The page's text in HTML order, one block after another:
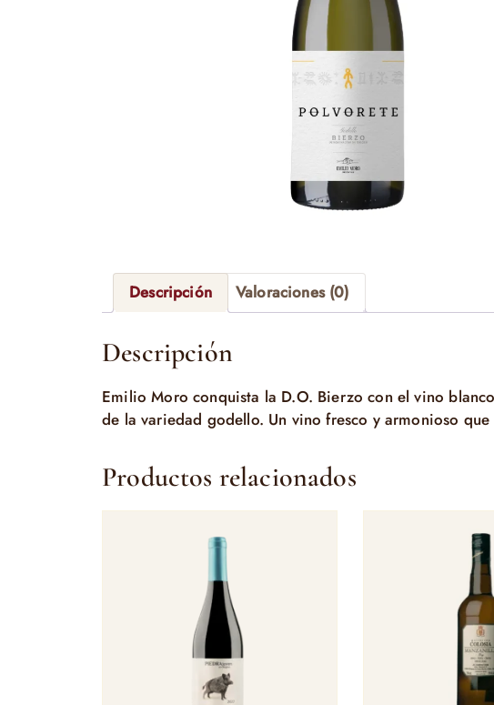
Descripción Valoraciones (0)
Descripción
Emilio Moro conquista la D.O. Bierzo con el vino
de la variedad godello. Un vino fresco y armonioso
Productos relacionados